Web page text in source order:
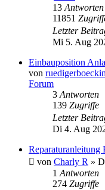
13 Antworten
11851
Letzter
Mi 5. Aug
Einbauposition
von
Forum
3 Antworten
139 Zugriffe
Letzter
Di 4. Aug
Reparaturanleitung
von Charly R »
1 Antworten
274 Zugriffe